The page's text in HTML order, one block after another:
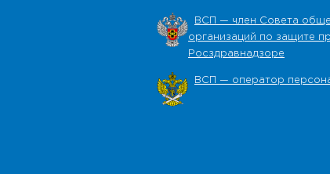
ВСП — член Совета
организаций по защите
Росздравнадзоре
ВСП — оператор